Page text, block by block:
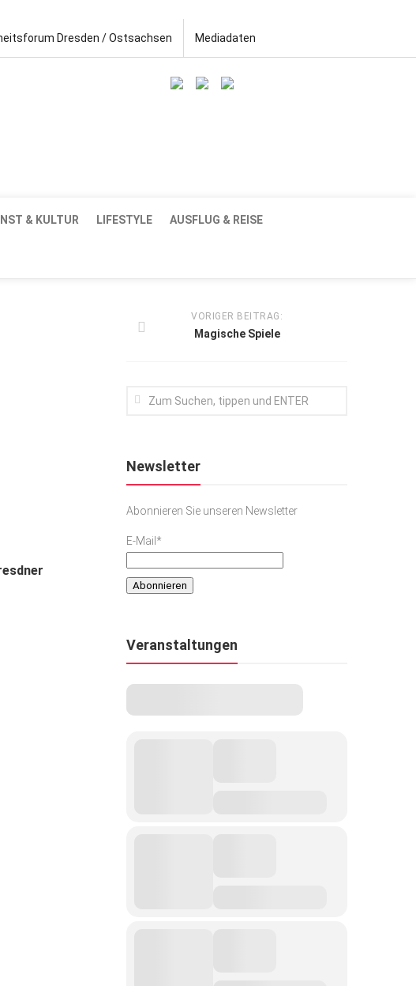
Dresden / Ostsachsen Mediadaten
& KULTUR LIFESTYLE AUSFLUG & REISE
VORIGER BEITRAG:
Magische Spiele
Newsletter
Abonnieren Sie unseren Newsletter
E-Mail*
Veranstaltungen